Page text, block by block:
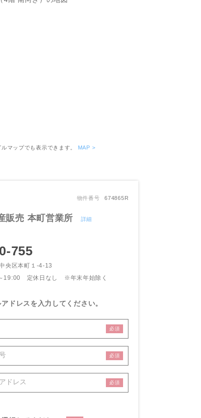
マップでも表示できます。 MAP >
物件番号 674865R
販売 本町営業所 詳細
755
央区本町１-4-13
19:00 定休日なし ※年末年始除く
ドレスを入力してください。
必須
必須
必須